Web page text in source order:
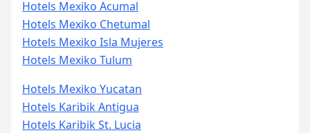
Hotels Mexiko Acumal
Hotels Mexiko Chetumal
Hotels Mexiko Isla Mujeres
Hotels Mexiko Tulum
Hotels Mexiko Yucatan
Hotels Karibik Antigua
Hotels Karibik St. Lucia